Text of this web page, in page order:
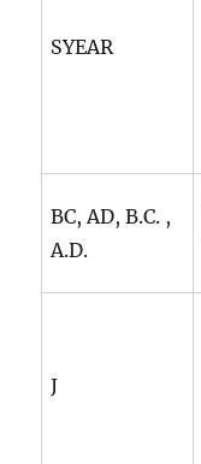
SYEAR
BC, AD, B.C. ,
A.D.
J